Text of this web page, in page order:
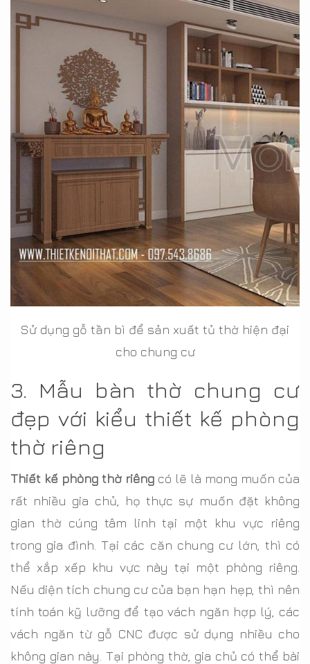
Sử dụng gỗ tần bì để sản xuất tủ thờ hiện đại
cho chung cư
3. Mẫu bàn thờ chung cư
đẹp với kiểu thiết kế phòng
thờ riêng
Thiết kế phòng thờ riêng có lẽ là mong muốn của
rất nhiều gia chủ, họ thực sự muốn đặt không
gian thờ cúng tâm linh tại một khu vực riêng
trong gia đình. Tại các căn chung cư lớn, thì có
thể xắp xếp khu vực này tại một phòng riêng.
Nếu diện tích chung cư của bạn hạn hẹp, thì nên
tính toán kỹ lưỡng để tạo vách ngăn hợp lý, các
vách ngăn từ gỗ CNC được sử dụng nhiều cho
không gian này. Tại phòng thờ, gia chủ có thể bài